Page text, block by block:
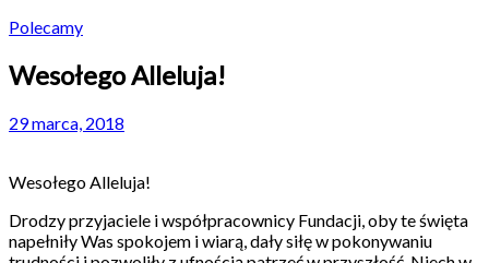
Polecamy
Wesołego Alleluja!
29 marca, 2018
Wesołego Alleluja!
Drodzy przyjaciele i współpracownicy Fundacji, oby te święta
napełniły Was spokojem i wiarą, dały siłę w pokonywaniu